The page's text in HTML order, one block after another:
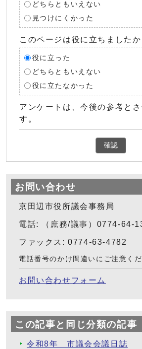
どちらともいえない
見つけにくかった
このページは役に立ちましたか
役に立った
どちらともいえない
役に立たなかった
アンケートは、今後の参考と
す。
確認
お問い合わせ
京田辺市役所議会事務局
電話: （庶務/議事）0774-64-
ファックス: 0774-63-4782
電話番号のかけ間違いにご注意くだ
お問い合わせフォーム
この記事と同じ分類の記事
令和8年 市議会会議日誌